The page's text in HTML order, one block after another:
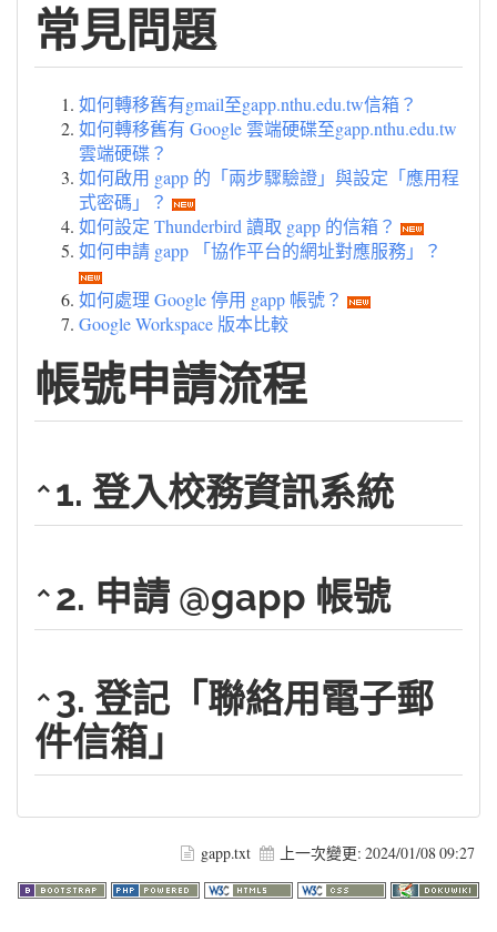
常見問題
如何轉移舊有gmail至gapp.nthu.edu.tw信箱？
如何轉移舊有 Google 雲端硬碟至gapp.nthu.edu.tw
雲端硬碟？
如何啟用 gapp 的「兩步驟驗證」與設定「應用程
式密碼」？
如何設定 Thunderbird 讀取 gapp 的信箱？
如何申請 gapp 「協作平台的網址對應服務」？
如何處理 Google 停用 gapp 帳號？
Google Workspace 版本比較
帳號申請流程
1. 登入校務資訊系統
2. 申請 @gapp 帳號
3. 登記「聯絡用電子郵
件信箱」
gapp.txt 上一次變更: 2024/01/08 09:27